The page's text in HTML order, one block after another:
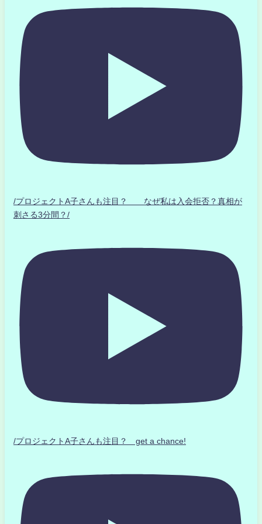
/プロジェクトA子さんも注目？ なぜ私は入会拒否？真相が
刺さる3分間？/
/プロジェクトA子さんも注目？ get a chance!